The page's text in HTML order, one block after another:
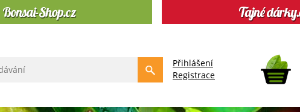
Přihlášení
Registrace